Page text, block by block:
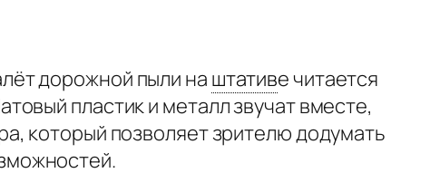
дорожной пыли на штативечитается
пластик и металл звучат вместе,
который позволяет зрителю додумать